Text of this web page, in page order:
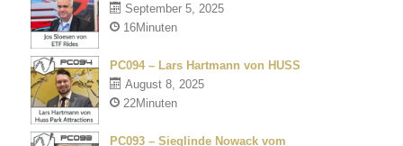
September 5, 2025
16Minuten
PC094 – Lars Hartmann von HUSS
August 8, 2025
22Minuten
PC093 – Sieglinde Nowack vom